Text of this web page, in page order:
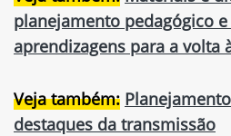
planejamento pedagógico
aprendizagens para a volta
Veja também:
destaques da transmissão